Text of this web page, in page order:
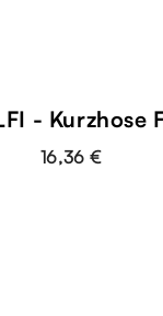
- Kurzhose
16,36 €